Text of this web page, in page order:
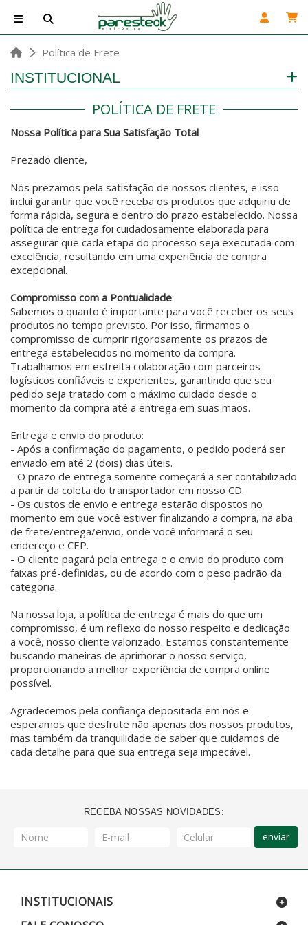
Política de Frete
INSTITUCIONAL
POLÍTICA DE FRETE
Nossa Política para Sua Satisfação Total
Prezado cliente,
Nós prezamos pela satisfação de nossos clientes, e isso
inclui garantir que você receba os produtos que adquiriu de
forma rápida, segura e dentro do prazo estabelecido. Nossa
política de entrega foi cuidadosamente elaborada para
assegurar que cada etapa do processo seja executada com
excelência, resultando em uma experiência de compra
excepcional.
Compromisso com a Pontualidade:
Sabemos o quanto é importante para você receber os seus
produtos no tempo previsto. Por isso, firmamos o
compromisso de cumprir rigorosamente os prazos de
entrega estabelecidos no momento da compra.
Trabalhamos em estreita colaboração com parceiros
logísticos confiáveis e experientes, garantindo que seu
pedido seja tratado com o máximo cuidado desde o
momento da compra até a entrega em suas mãos.
Entrega e envio do produto:
- Após a confirmação do pagamento, o pedido poderá ser
enviado em até 2 (dois) dias úteis.
- O prazo de entrega somente começará a ser contabilizado
a partir da coleta do transportador em nosso CD.
- Os custos de envio e entrega estarão dispostos no
momento em que você estiver finalizando a compra, na aba
de frete/entrega/envio, onde você informará o seu
endereço e CEP.
- O cliente pagará pela entrega e o envio do produto com
faixas pré-definidas, ou de acordo com o peso padrão da
categoria.
Na nossa loja, a política de entrega é mais do que um
compromisso, é um reflexo do nosso respeito e dedicação
a você, nosso cliente valorizado. Estamos constantemente
buscando maneiras de aprimorar o nosso serviço,
proporcionando a melhor experiência de compra online
possível.
Agradecemos pela confiança depositada em nós e
esperamos que desfrute não apenas dos nossos produtos,
mas também da tranquilidade de saber que cuidamos de
cada detalhe para que sua entrega seja impecável.
RECEBA NOSSAS NOVIDADES:
enviar
INSTITUCIONAIS